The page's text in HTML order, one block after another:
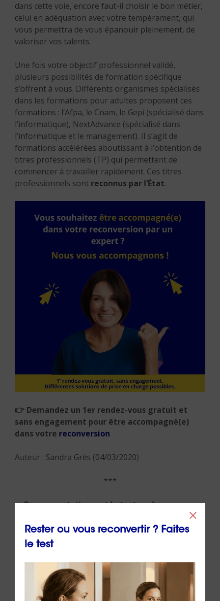
dans cette voie, encore faut-il choisir le bon métier,
celui en adéquation avec votre tempérament, qui
vous permettra de vous épanouir pleinement, de
valoriser vos talents.
Une fois votre objectif professionnel validé,
plusieurs possibilités de formation spécifique
s’offrent à vous. Différents organismes spécialisés
dans les formations pour adultes proposent ces
formations : l’Afpa, le Cnam, le Gepi (spécialisé dans
l’informatique), NextAdvance (spécialisé dans
l’informatique et le management). Il s’agit de
formations accélérées aboutissant à l’obtention de
titres professionnels (TP) qui permettent de
commencer à travailler rapidement. Ces titres
professionnels sont reconnus par l’État.
👉 Demandez un 1er rendez-vous gratuit et
sans engagement pour être accompagné(e)
dans votre reconversion
Auteur : Sandra Grès (04/03/2020)
***
➡️ Passez gratuitement le test : « devez-vous
En savoir plus sur le
Découvrez notre formation : « Utiliser l’
générativepour rédiger ses écrits
Rester ou vous reconvertir ? Faites
le test